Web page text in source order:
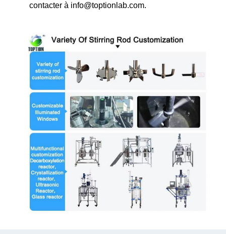
contacter à info@toptionlab.com.